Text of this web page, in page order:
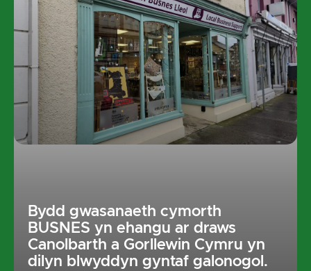
Bydd gwasanaeth cymorth
BUSNES yn ehangu ar draws
Canolbarth a Gorllewin Cymru yn
dilyn blwyddyn gyntaf galonogol.